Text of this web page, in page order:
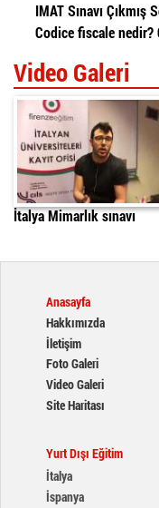
IMAT Sınavı Çıkmış
Codice fiscale nedir?
Video Galeri
İtalya'da
İtalya Mimarlık sınavı
Anasayfa
Hakkımızda
İletişim
Foto Galeri
Video Galeri
Site Haritası
Yurt Dışı Eğitim
İtalya
İspanya